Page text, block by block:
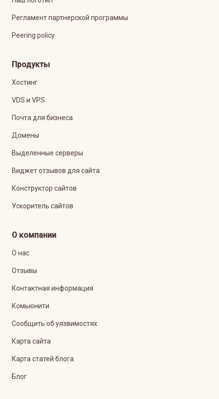
Регламент партнерской программы
Peering policy
Продукты
Хостинг
VDS и VPS
Почта для бизнеса
Домены
Выделенные серверы
Виджет отзывов для сайта
Конструктор сайтов
Ускоритель сайтов
О компании
О нас
Отзывы
Контактная информация
Комьюнити
Сообщить об уязвимостях
Карта сайта
Карта статей блога
Блог